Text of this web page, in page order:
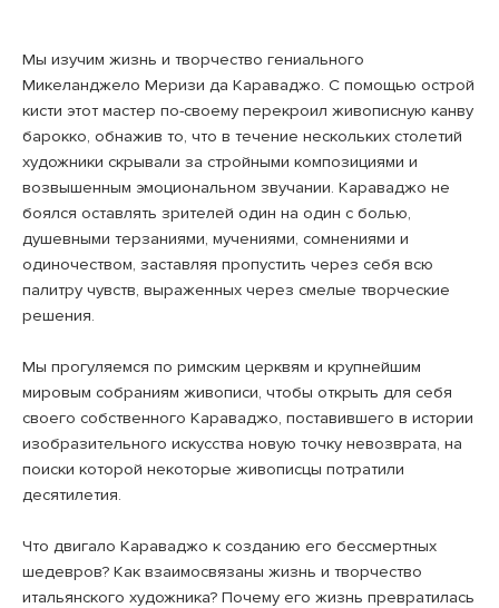
Мы изучим жизнь и творчество гениального
Микеланджело Меризи да Караваджо. С помощью острой
кисти этот мастер по-своему перекроил живописную канву
барокко, обнажив то, что в течение нескольких столетий
художники скрывали за стройными композициями и
возвышенным эмоциональном звучании. Караваджо не
боялся оставлять зрителей один на один с болью,
душевными терзаниями, мучениями, сомнениями и
одиночеством, заставляя пропустить через себя всю
палитру чувств, выраженных через смелые творческие
решения.
Мы прогуляемся по римским церквям и крупнейшим
мировым собраниям живописи, чтобы открыть для себя
своего собственного Караваджо, поставившего в истории
изобразительного искусства новую точку невозврата, на
поиски которой некоторые живописцы потратили
десятилетия.
Что двигало Караваджо к созданию его бессмертных
шедевров? Как взаимосвязаны жизнь и творчество
итальянского художника? Почему его жизнь превратилась